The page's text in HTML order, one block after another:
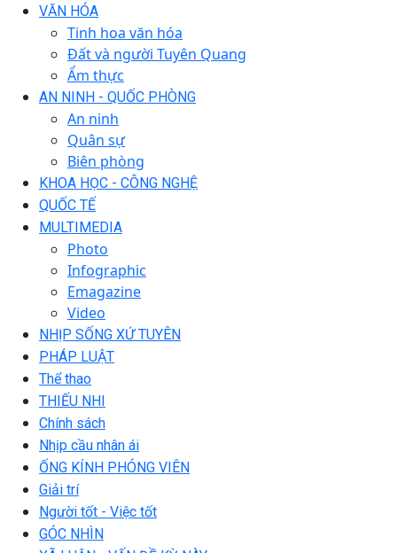
VĂN HÓA
Tinh hoa văn hóa
Đất và người Tuyên Quang
Ẩm thực
AN NINH - QUỐC PHÒNG
An ninh
Quân sự
Biên phòng
KHOA HỌC - CÔNG NGHỆ
QUỐC TẾ
MULTIMEDIA
Photo
Infographic
Emagazine
Video
NHỊP SỐNG XỨ TUYÊN
PHÁP LUẬT
Thể thao
THIẾU NHI
Chính sách
Nhịp cầu nhân ái
ỐNG KÍNH PHÓNG VIÊN
Giải trí
Người tốt - Việc tốt
GÓC NHÌN